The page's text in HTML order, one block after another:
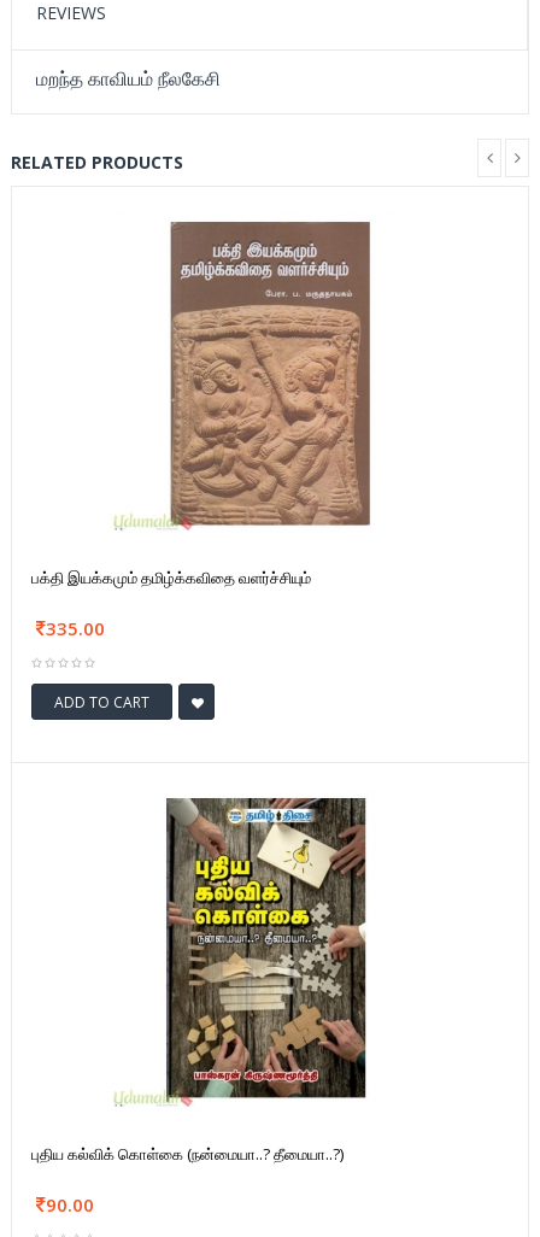
REVIEWS
மறந்த காவியம் நீலகேசி
RELATED PRODUCTS
பக்தி இயக்கமும் தமிழ்க்கவிதை வளர்ச்சியும்
335.00
ADD TO CART
புதிய கல்விக் கொள்கை (நன்மையா..? தீமையா..?)
90.00